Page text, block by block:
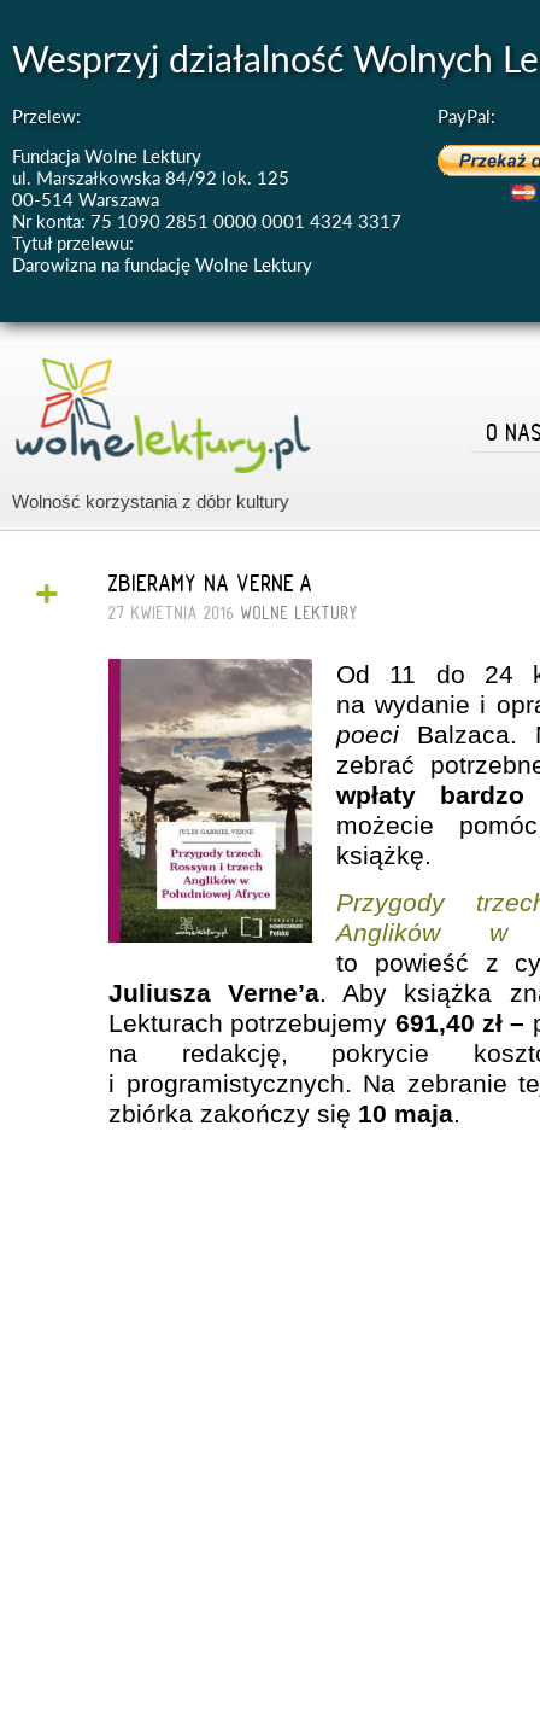
Wesprzyj działalność Wolnych
Przelew:
Fundacja Wolne Lektury
ul. Marszałkowska 84/92 lok. 125
00-514 Warszawa
Nr konta: 75 1090 2851 0000 0001 4324 3317
Tytuł przelewu:
Darowizna na fundację Wolne Lektury
PayPal:
Wolność korzystania z dóbr kultury
O
+ ZBIERAMY NA VERNE’A
27 KWIETNIA 2016 WOLNE LEKTURY
Od 11 do 24
na wydanie i
poeci Balzaca.
zebrać
wpłaty bardzo
możecie
książkę.
Przygody
Anglików w
to powieść z
Juliusza Verne’a. Aby książka
Lekturach potrzebujemy 691,40 zł –
na redakcję, pokrycie
i programistycznych. Na zebranie
zbiórka zakończy się 10 maja.